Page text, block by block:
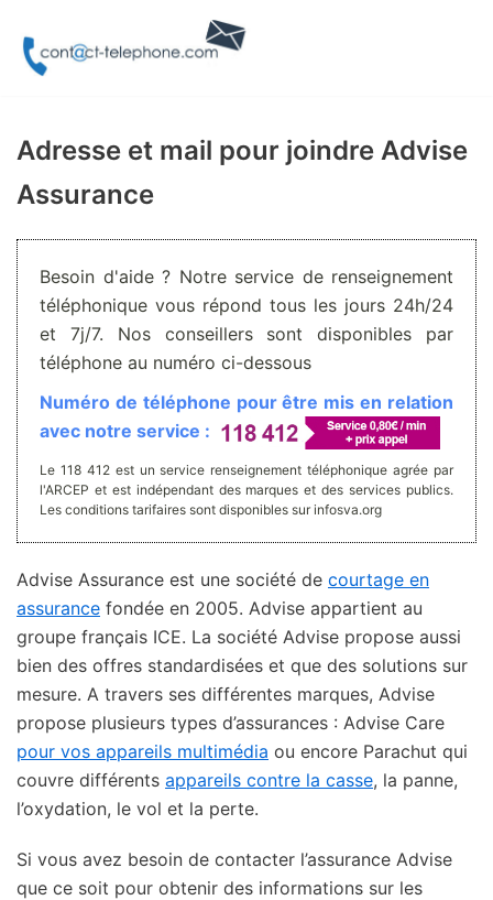
Aller
Adresse et mail pour joindre Advise
Assurance
Besoin d'aide ? Notre service de renseignement
téléphonique vous répond tous les jours 24h/24
et 7j/7. Nos conseillers sont disponibles par
téléphone au numéro ci-dessous
Numéro de téléphone pour être mis en relation
avec notre service :
Le 118 412 est un service renseignement téléphonique agrée par
l'ARCEP et est indépendant des marques et des services publics.
Les conditions tarifaires sont disponibles sur infosva.org
Advise Assurance est une société de courtage en
assurance fondée en 2005. Advise appartient au
groupe français ICE. La société Advise propose aussi
bien des offres standardisées et que des solutions sur
mesure. A travers ses différentes marques, Advise
propose plusieurs types d’assurances : Advise Care
pour vos appareils multimédia ou encore Parachut qui
couvre différents appareils contre la casse, la panne,
l’oxydation, le vol et la perte.
Si vous avez besoin de contacter l’assurance Advise
que ce soit pour obtenir des informations sur les